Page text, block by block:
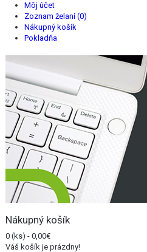
Môj účet
Zoznam želaní (0)
Nákupný košík
Pokladňa
Nákupný košík
0 (ks) - 0,00€
Váš košík je prázdny!